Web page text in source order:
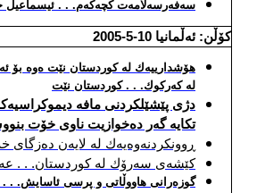
سه‌فه‌رسه‌لامه‌ت كچه‌كه‌م. . . ئیسماعیل
كۆڵن: ئه‌ڵمانیا 10
-5-2005
هۆشدارییه‌ك له‌ كوردستان نێت ه‌وه‌ بۆ
له‌ كه‌ركوك. . . كوردستان نێت
دژی پێشێلكردنی مافه‌
تكایه‌ گه‌ر ده‌خوازیت ناوی خۆت
ڕوونكردنه‌وه‌یه‌ك له‌ لایه‌ن
كێشه‌ی سه‌رۆك له‌ كوردستان. . .
گوزه‌رانی هاووڵاتی و پرسی ئاسایش. .